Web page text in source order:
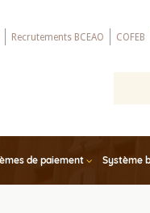
Recrutements BCEAO COFEB
de paiement Système